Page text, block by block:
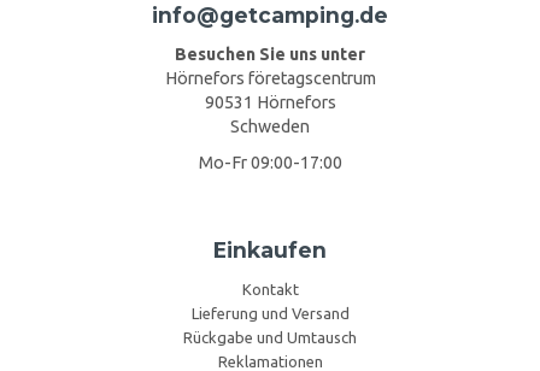
info@getcamping.de
Besuchen Sie uns unter
Hörnefors företagscentrum
90531 Hörnefors
Schweden
Mo-Fr 09:00-17:00
Einkaufen
Kontakt
Lieferung und Versand
Rückgabe und Umtausch
Reklamationen